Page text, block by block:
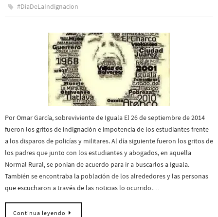
#DiaDeLaIndignacion
Por Omar García, sobreviviente de Iguala El 26 de septiembre de 2014
fueron los gritos de indignación e impotencia de los estudiantes frente
a los disparos de policías y militares. Al día siguiente fueron los gritos de
los padres que junto con los estudiantes y abogados, en aquella
Normal Rural, se ponían de acuerdo para ir a buscarlos a Iguala.
También se encontraba la población de los alrededores y las personas
que escucharon a través de las noticias lo ocurrido.…
Continua leyendo